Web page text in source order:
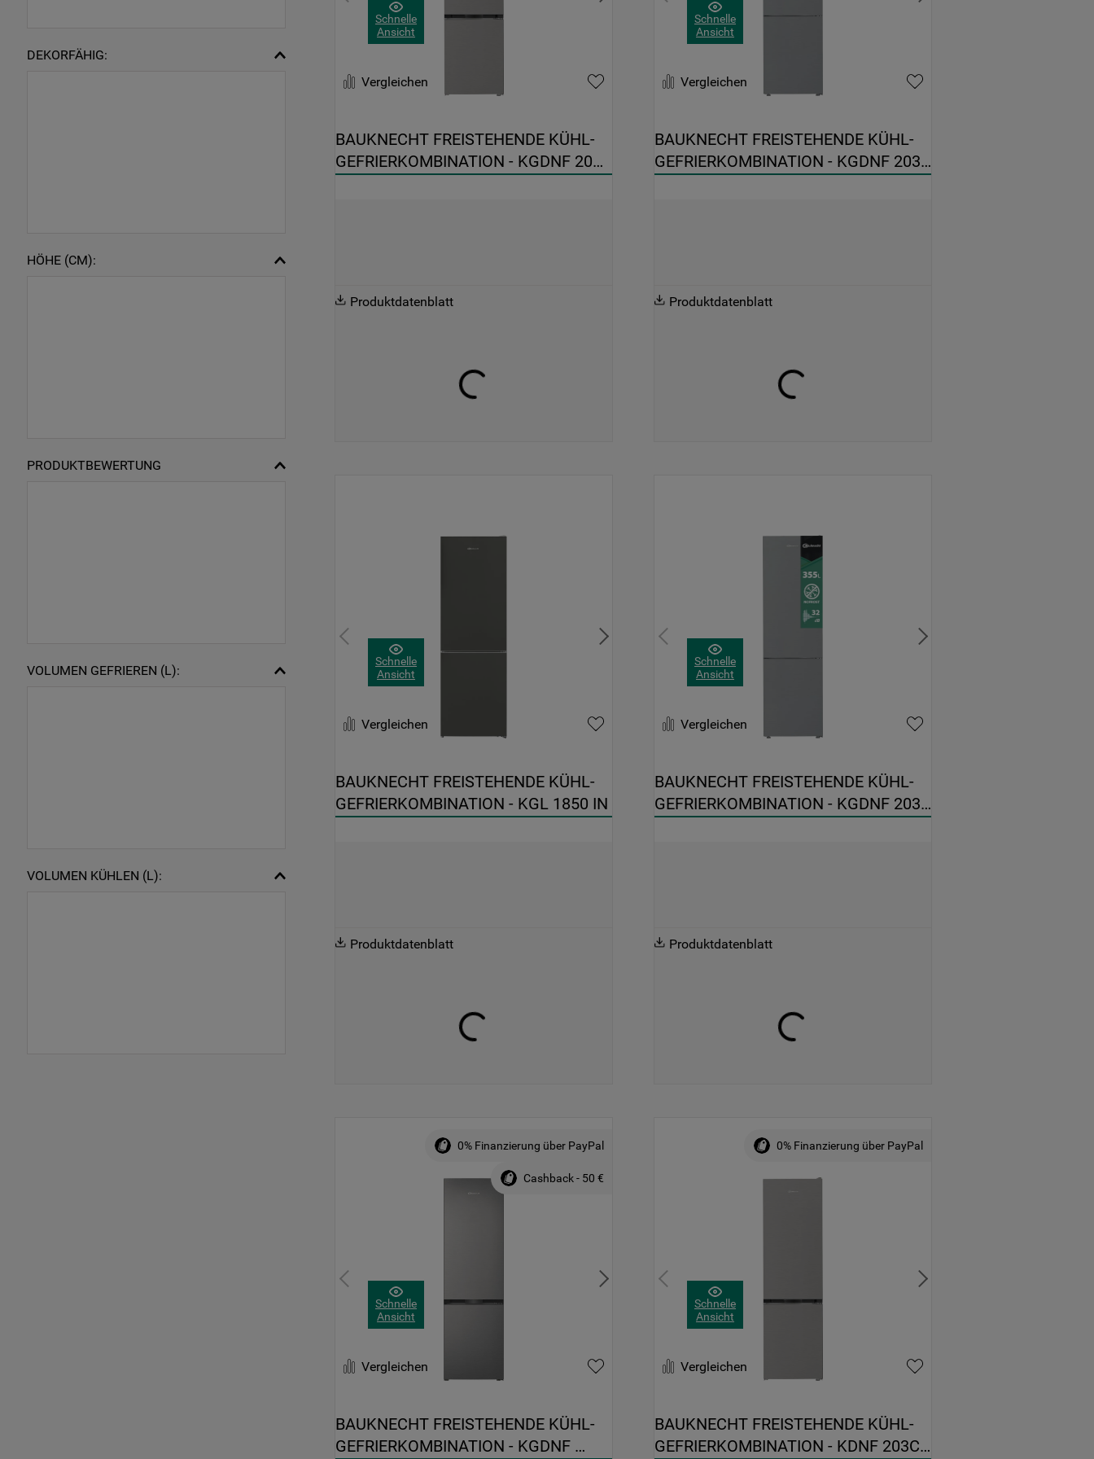
DEKORFÄHIG:
HÖHE (CM):
PRODUKTBEWERTUNG
VOLUMEN GEFRIEREN (L):
VOLUMEN KÜHLEN (L):
Schnelle
Ansicht
Vergleichen
BAUKNECHT FREISTEHENDE KÜHL-
GEFRIERKOMBINATION - KGDNF 20C
Produktdatenblatt
Schnelle
Ansicht
Vergleichen
BAUKNECHT FREISTEHENDE KÜHL-
GEFRIERKOMBINATION - KGDNF 203
Produktdatenblatt
Schnelle
Ansicht
Vergleichen
BAUKNECHT FREISTEHENDE KÜHL-
GEFRIERKOMBINATION - KGL 1850 IN
Produktdatenblatt
Schnelle
Ansicht
Vergleichen
BAUKNECHT FREISTEHENDE KÜHL-
GEFRIERKOMBINATION - KGDNF 203
Produktdatenblatt
Schnelle
Ansicht
0% Finanzierung über PayPal
Cashback - 50 €
Vergleichen
BAUKNECHT FREISTEHENDE KÜHL-
GEFRIERKOMBINATION - KGDNF
Schnelle
Ansicht
0% Finanzierung über PayPal
Vergleichen
BAUKNECHT FREISTEHENDE KÜHL-
GEFRIERKOMBINATION - KDNF 203C
Informationen" . Wenn Sie auf "Nur
https://www.bauknecht.de/seiten/nutzung-